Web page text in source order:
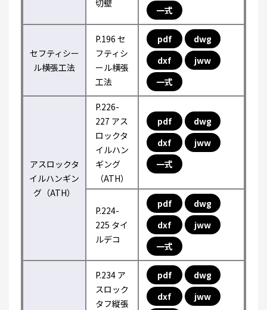
切壁
一式
セフティシー
ル横張工法
P.196 セ
フティシ
ール横張
工法
pdf
dwg
dxf
jww
一式
アスロックタ
イルハンギン
グ（ATH）
P.226-
227 アス
ロックタ
イルハン
ギング
（ATH）
pdf
dwg
dxf
jww
一式
P.224-
225 タイ
ルデコ
pdf
dwg
dxf
jww
一式
P.234 ア
スロック
タフ縦張
pdf
dwg
dxf
jww